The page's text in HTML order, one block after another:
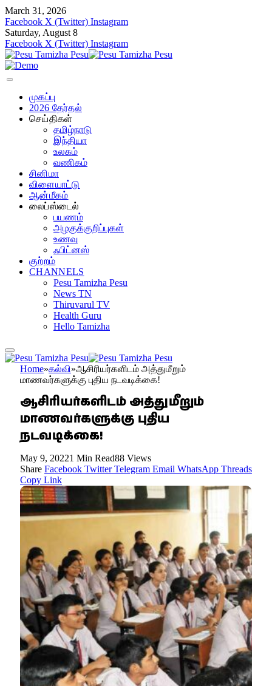
March 31, 2026
Facebook X (Twitter) Instagram
Saturday, August 8
Facebook X (Twitter) Instagram
முகப்பு
2026 தேர்தல்
செய்திகள்
தமிழ்நாடு
இந்தியா
உலகம்
வணிகம்
சினிமா
விளையாட்டு
ஆன்மீகம்
லைப்ஸ்டைல்
பயணம்
அழகுக்குறிப்புகள்
உணவு
ஃபிட்னஸ்
குற்றம்
CHANNELS
Pesu Tamizha Pesu
News TN
Thiruvarul TV
Health Guru
Hello Tamizha
Home»கல்வி»ஆசிரியர்களிடம் அத்துமீறும்
மாணவர்களுக்கு புதிய நடவடிக்கை!
ஆசிரியர்களிடம் அத்துமீறும்
மாணவர்களுக்கு புதிய
நடவடிக்கை!
May 9, 20221 Min Read88 Views
Share Facebook Twitter Telegram Email WhatsApp Threads
Copy Link